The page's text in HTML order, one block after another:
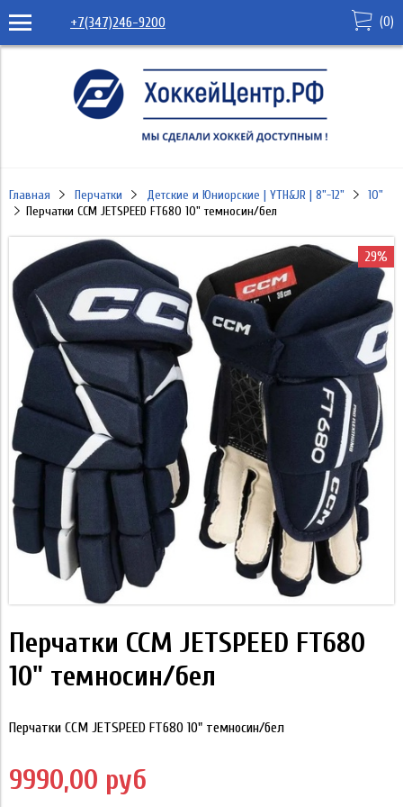
+7(347)246-9200 (0)
Главная Перчатки Детские и Юниорские | YTH&JR | 8"-12"
10"
Перчатки CCM JETSPEED FT680 10" темносин/бел
29%
Перчатки CCM JETSPEED FT680
10" темносин/бел
Перчатки CCM JETSPEED FT680 10" темносин/бел
9990,00 руб